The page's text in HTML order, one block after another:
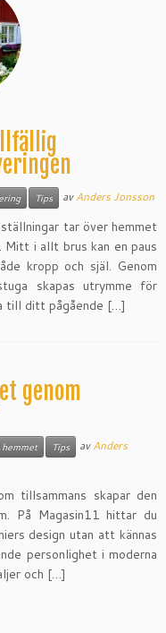
Tips avAnders Jonsson
tar över hemmet
Mitt i allt brus kan en paus
kropp och själ. Genom
skapas utrymme för
till ditt pågående […]
genom
hemmet Tips avAnders
tillsammans skapar den
På Magasin11 hittar du
design utan att kännas
personlighet i moderna
och […]